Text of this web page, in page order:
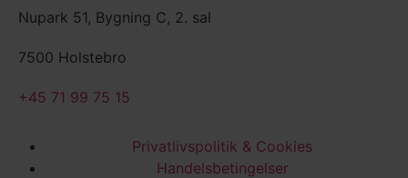
Nupark 51, Bygning C, 2. sal
7500 Holstebro
+45 71 99 75 15
Privatlivspolitik & Cookies
Handelsbetingelser